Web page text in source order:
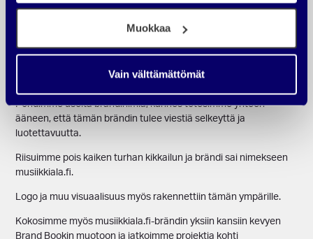
Muokkaa
Vain välttämättömät
Projekti starttasi työpajalla, missä lähdimme ideoimaan uuden
oli erittäin onnistunut ja hullutkin ideat lentelivät pitkin neukkaria
läpi workshopin. Saimme roppakaupalla loistavia ideoita
Pohdimme useita brändinimiä, kunnes totesimme yhteen
ääneen, että tämän brändin tulee viestiä selkeyttä ja
luotettavuutta.
Riisuimme pois kaiken turhan kikkailun ja brändi sai nimekseen
musiikkiala.fi.
Logo ja muu visuaalisuus myös rakennettiin tämän ympärille.
Kokosimme myös musiikkiala.fi-brändin yksiin kansiin kevyen
Brand Bookin muotoon ja jatkoimme projektia kohti